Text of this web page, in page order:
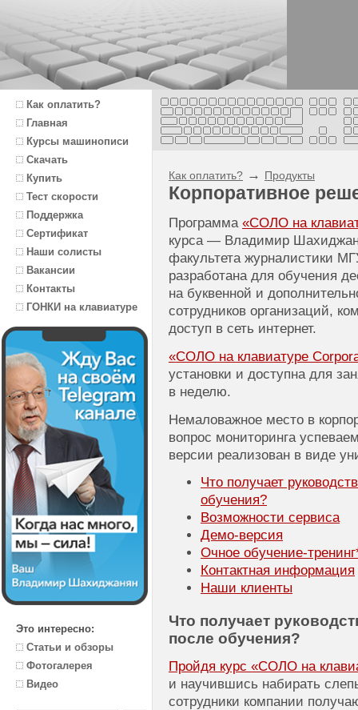
Как оплатить?
Главная
Курсы машинописи
Скачать
Купить
Тест скорости
Поддержка
Сертификат
Наши солисты
Вакансии
Контакты
ГОНКИ на клавиатуре
Это интересно:
Статьи и обзоры
Фотогалерея
Видео
Как оплатить? → Продукты
Корпоративное
Программа «СОЛО на
курса — Владимир
факультета журналистики
разработана для обучения
на буквенной и
сотрудников организаций,
доступ в сеть интернет.
«СОЛО на клавиатуре
установки и доступна для
в неделю.
Немаловажное место в
вопрос мониторинга
версии реализован в виде
Что получает
обучения?
Возможности сервиса
Демо-версия
Очное обучение-тренинг
Контактная информация
Наши клиенты
Что получает
после обучения?
Пройдя курс «СОЛО на
и научившись набирать
сотрудники компании